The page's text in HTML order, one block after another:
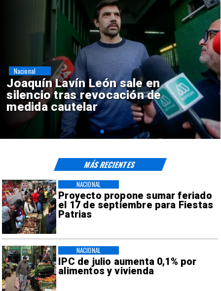
Chile y Venezuela formalizan
reinicio de relaciones
consulares
Nacional
Proyecto propone sumar feriado
el 17 de septiembre para Fiestas
Patrias
NACIONAL
IPC de julio aumenta 0,1% por
alimentos y vivienda
NACIONAL
MÁS RECIENTES